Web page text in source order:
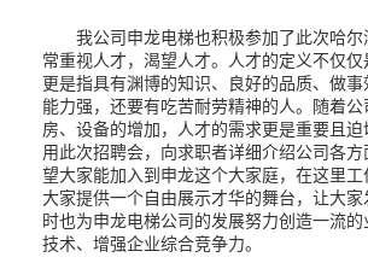
我公司申龙电梯也积极参加了此次哈尔
常重视人才，渴望人才。人才的定义不仅仅
更是指具有渊博的知识、良好的品质、做
能力强，还要有吃苦耐劳精神的人。随着
房、设备的增加，人才的需求更是重要且
用此次招聘会，向求职者详细介绍公司各
望大家能加入到申龙这个大家庭，在这里
大家提供一个自由展示才华的舞台，让大
时也为申龙电梯公司的发展努力创造一流
技术、增强企业综合竞争力。